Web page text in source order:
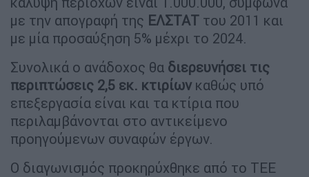
με την απογραφή της ΕΛΣΤΑΤ του 2011 και
με μία προσαύξηση 5% μέχρι το 2024.
Συνολικά ο ανάδοχος θα διερευνήσει τις
περιπτώσεις 2,5 εκ. κτιρίων καθώς υπό
επεξεργασία είναι και τα κτίρια που
περιλαμβάνονται στο αντικείμενο
προηγούμενων συναφών έργων.
Ο διαγωνισμός προκηρύχθηκε από το ΤΕΕ